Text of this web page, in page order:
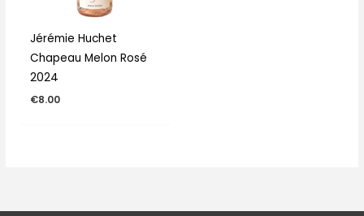
Jérémie Huchet
Chapeau Melon Rosé
2024
€8.00